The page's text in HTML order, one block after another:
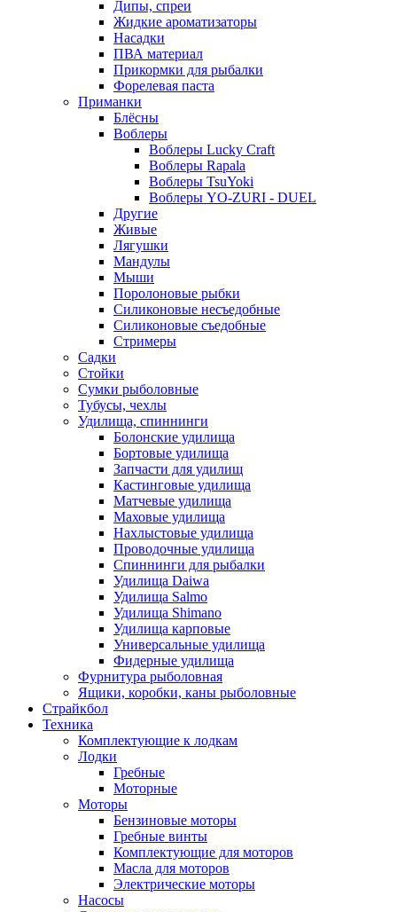
Дипы, спреи
Жидкие ароматизаторы
Насадки
ПВА материал
Прикормки для рыбалки
Форелевая паста
Приманки
Блёсны
Воблеры
Воблеры Lucky Craft
Воблеры Rapala
Воблеры TsuYoki
Воблеры YO-ZURI - DUEL
Другие
Живые
Лягушки
Мандулы
Мыши
Поролоновые рыбки
Силиконовые несъедобные
Силиконовые съедобные
Стримеры
Садки
Стойки
Сумки рыболовные
Тубусы, чехлы
Удилища, спиннинги
Болонские удилища
Бортовые удилища
Запчасти для удилищ
Кастинговые удилища
Матчевые удилища
Маховые удилища
Нахлыстовые удилища
Проводочные удилища
Спиннинги для рыбалки
Удилища Daiwa
Удилища Salmo
Удилища Shimano
Удилища карповые
Универсальные удилища
Фидерные удилища
Фурнитура рыболовная
Ящики, коробки, каны рыболовные
Страйкбол
Техника
Комплектующие к лодкам
Лодки
Гребные
Моторные
Моторы
Бензиновые моторы
Гребные винты
Комплектующие для моторов
Масла для моторов
Электрические моторы
Насосы